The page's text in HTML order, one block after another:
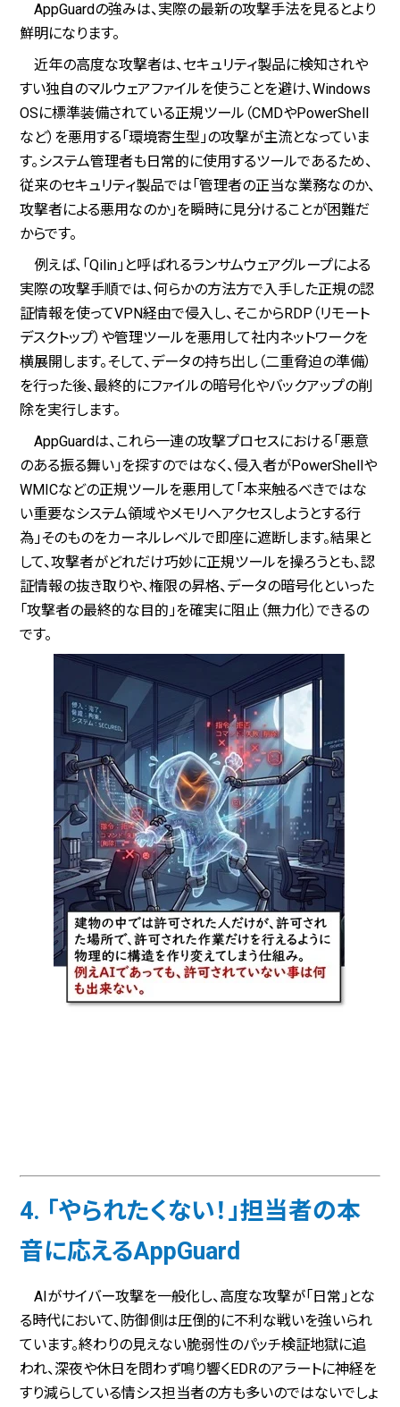
AppGuardの強みは、実際の最新の攻撃手法を見るとより
鮮明になります。
近年の高度な攻撃者は、セキュリティ製品に検知されや
すい独自のマルウェアファイルを使うことを避け、Windows
OSに標準装備されている正規ツール（CMDやPowerShell
など）を悪用する「環境寄生型」の攻撃が主流となっていま
す。システム管理者も日常的に使用するツールであるため、
従来のセキュリティ製品では「管理者の正当な業務なのか、
攻撃者による悪用なのか」を瞬時に見分けることが困難だ
からです。
例えば、「Qilin」と呼ばれるランサムウェアグループによる
実際の攻撃手順では、何らかの方法方で入手した正規の認
証情報を使ってVPN経由で侵入し、そこからRDP（リモート
デスクトップ）や管理ツールを悪用して社内ネットワークを
横展開します。そして、データの持ち出し（二重脅迫の準備）
を行った後、最終的にファイルの暗号化やバックアップの削
除を実行します。
AppGuardは、これら一連の攻撃プロセスにおける「悪意
のある振る舞い」を探すのではなく、侵入者がPowerShellや
WMICなどの正規ツールを悪用して「本来触るべきではな
い重要なシステム領域やメモリへアクセスしようとする行
為」そのものをカーネルレベルで即座に遮断します。結果と
して、攻撃者がどれだけ巧妙に正規ツールを操ろうとも、認
証情報の抜き取りや、権限の昇格、データの暗号化といった
「攻撃者の最終的な目的」を確実に阻止（無力化）できるの
です。
4. 「やられたくない！」担当者の本
音に応えるAppGuard
AIがサイバー攻撃を一般化し、高度な攻撃が「日常」とな
る時代において、防御側は圧倒的に不利な戦いを強いられ
ています。終わりの見えない脆弱性のパッチ検証地獄に追
われ、深夜や休日を問わず鳴り響くEDRのアラートに神経を
すり減らしている情シス担当者の方も多いのではないでしょ